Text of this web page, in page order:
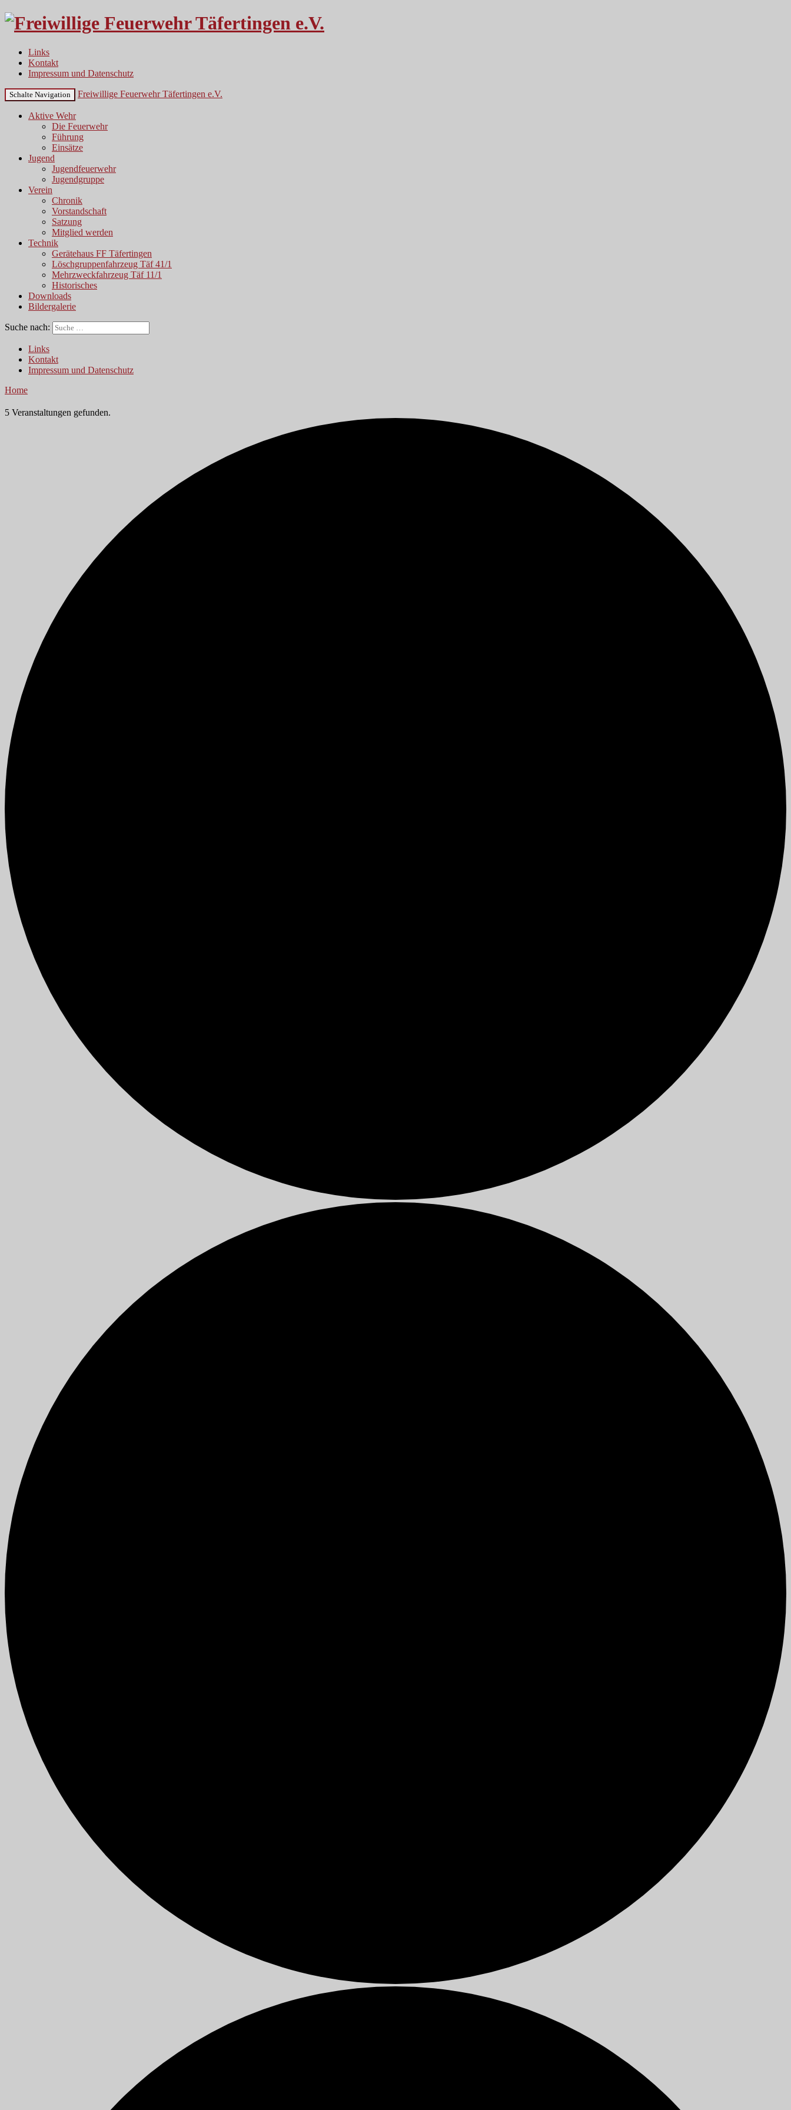
Links
Kontakt
Impressum und Datenschutz
Schalte Navigation Freiwillige Feuerwehr Täfertingen e.V.
Aktive Wehr
Die Feuerwehr
Führung
Einsätze
Jugend
Jugendfeuerwehr
Jugendgruppe
Verein
Chronik
Vorstandschaft
Satzung
Mitglied werden
Technik
Gerätehaus FF Täfertingen
Löschgruppenfahrzeug Täf 41/1
Mehrzweckfahrzeug Täf 11/1
Historisches
Downloads
Bildergalerie
Suche nach:
Links
Kontakt
Impressum und Datenschutz
Home
5 Veranstaltungen gefunden.